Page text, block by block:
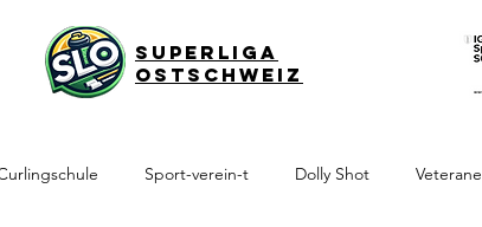
Superliga
Ostschweiz
Sport-verein-t Dolly Shot